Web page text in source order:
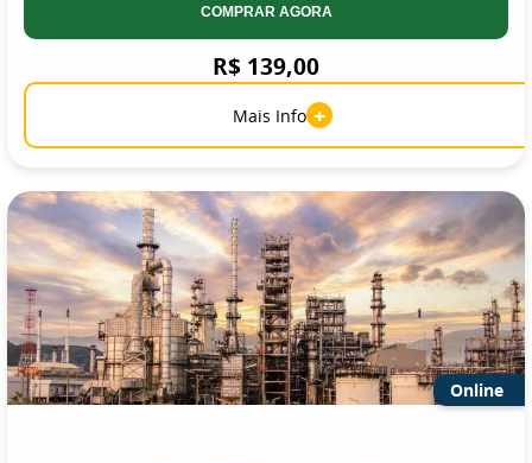
COMPRAR AGORA
R$ 139,00
Mais Info +
Online